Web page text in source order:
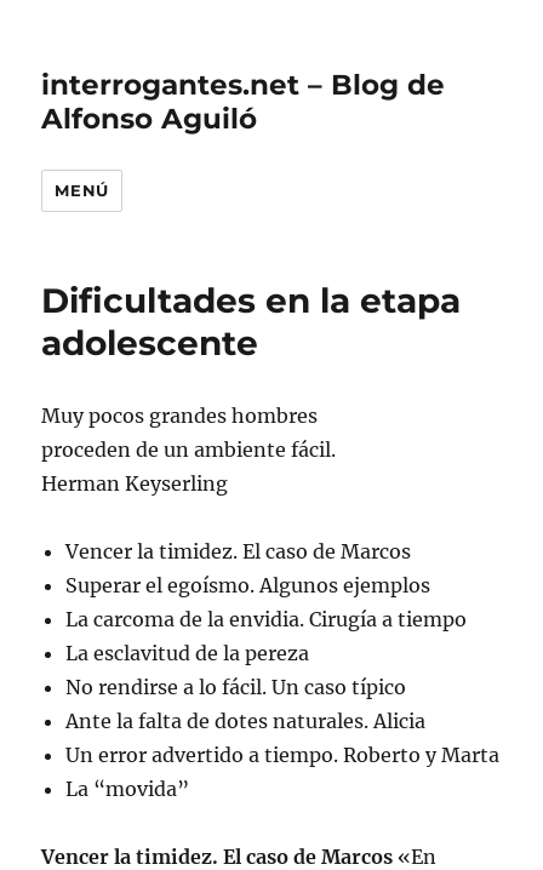
interrogantes.net – Blog de
Alfonso Aguiló
MENÚ
Dificultades en la etapa
adolescente
Muy pocos grandes hombres
proceden de un ambiente fácil.
Herman Keyserling
Vencer la timidez. El caso de Marcos
Superar el egoísmo. Algunos ejemplos
La carcoma de la envidia. Cirugía a tiempo
La esclavitud de la pereza
No rendirse a lo fácil. Un caso típico
Ante la falta de dotes naturales. Alicia
Un error advertido a tiempo. Roberto y Marta
La “movida”
Vencer la timidez. El caso de Marcos «En